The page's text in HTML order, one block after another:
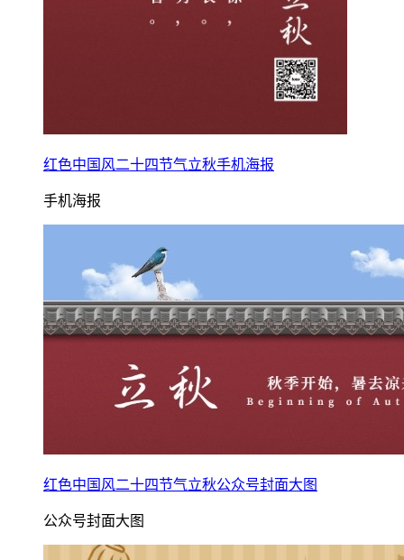
红色中国风二十四节气立秋手机海报
手机海报
红色中国风二十四节气立秋公众号封面大图
公众号封面大图